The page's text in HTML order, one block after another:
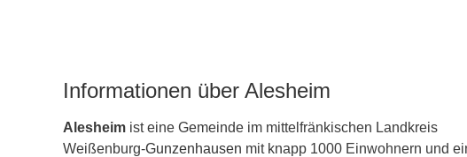
Informationen über Alesheim
Alesheim ist eine Gemeinde im mittelfränkischen Landkreis
Weißenburg-Gunzenhausen mit knapp 1000 Einwohnern und